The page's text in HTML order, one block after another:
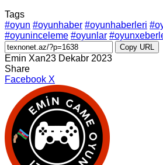
Tags
#oyun #oyunhaber #oyunhaberleri
#oyuninceleme #oyunlar
Copy URL
Emin Xan23 Dekabr 2023
Share
Facebook X
via
Email